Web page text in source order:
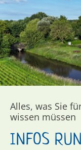
Alles, was Sie
wissen müssen
INFOS